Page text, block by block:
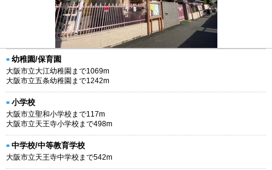
幼稚園/保育園
大阪市立大江幼稚園まで1069m
大阪市立五条幼稚園まで1242m
小学校
大阪市立聖和小学校まで117m
大阪市立天王寺小学校まで498m
中学校/中等教育学校
大阪市立天王寺中学校まで542m